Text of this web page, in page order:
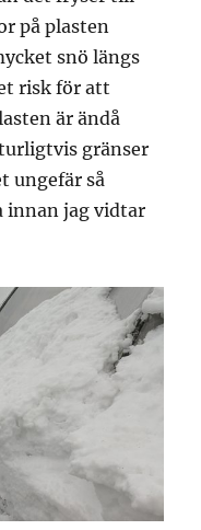
på plasten
snö längs
risk för att
är ändå
gränser
ungefär så
innan jag vidtar